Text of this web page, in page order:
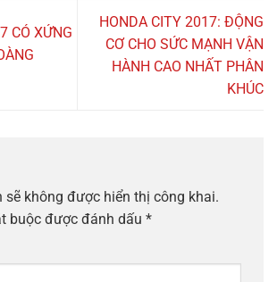
CÓ XỨNG
HONDA CITY 2017: ĐỘNG
CƠ CHO SỨC MẠNH VẬN
HÀNH CAO NHẤT PHÂN
KHÚC
sẽ không được hiển thị công khai.
buộc được đánh dấu *